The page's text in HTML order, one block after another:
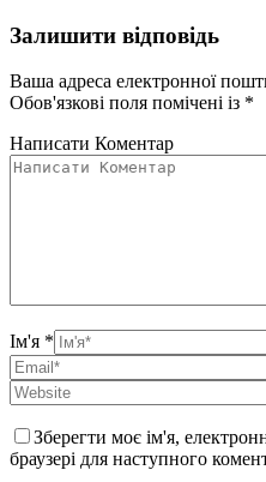
Залишити відповідь
Ваша адреса електронної
Обов'язкові поля помічені із *
Написати Коментар
Ім'я *
Зберегти моє ім'я,
браузері для наступного